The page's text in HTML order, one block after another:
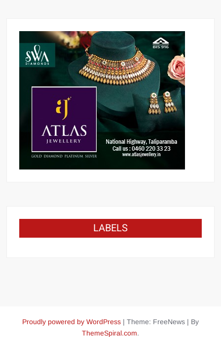
LABELS
Proudly powered by WordPress | Theme: FreeNews | By
ThemeSpiral.com.